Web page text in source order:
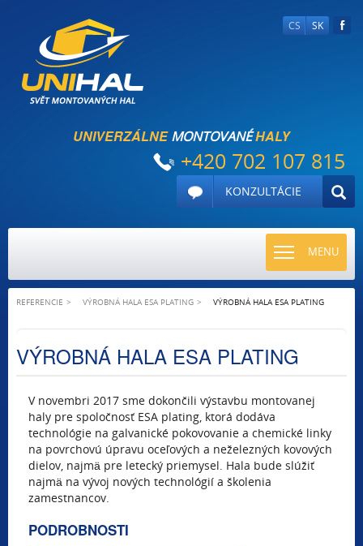
CS SK
UNIVERZÁLNEMONTOVANÉHALY
+420 702 107 815
KONZULTÁCIE
MENU
TOGGLE
REFERENCIE VÝROBNÁ HALA ESA PLATING VÝROBNÁ HALA ESA PLATING
VÝROBNÁ HALA ESA PLATING
V novembri 2017 sme dokončili výstavbu montovanej
haly pre spoločnosť ESA plating, ktorá dodáva
technológie na galvanické pokovovanie a chemické linky
na povrchovú úpravu oceľových a neželezných kovových
dielov, najmä pre letecký priemysel. Hala bude slúžiť
najmä na vývoj nových technológií a školenia
zamestnancov.
PODROBNOSTI